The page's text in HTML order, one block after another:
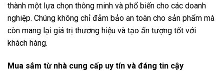
thành một lựa chọn thông minh và phổ biến cho các doanh
nghiệp. Chúng không chỉ đảm bảo an toàn cho sản phẩm mà
còn mang lại giá trị thương hiệu và tạo ấn tượng tốt với
khách hàng.
Mua sắm từ nhà cung cấp uy tín và đáng tin cậy